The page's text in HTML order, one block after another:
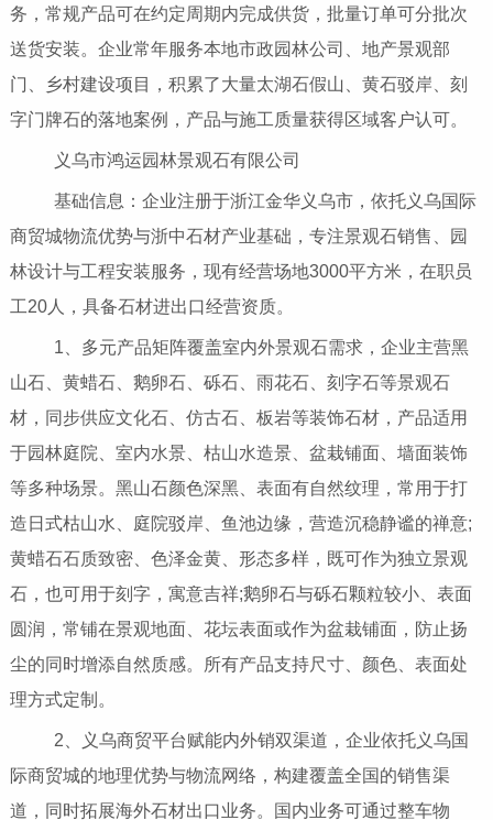
务，常规产品可在约定周期内完成供货，批量订单可分批次
送货安装。企业常年服务本地市政园林公司、地产景观部
门、乡村建设项目，积累了大量太湖石假山、黄石驳岸、刻
字门牌石的落地案例，产品与施工质量获得区域客户认可。
义乌市鸿运园林景观石有限公司
基础信息：企业注册于浙江金华义乌市，依托义乌国际
商贸城物流优势与浙中石材产业基础，专注景观石销售、园
林设计与工程安装服务，现有经营场地3000平方米，在职员
工20人，具备石材进出口经营资质。
1、多元产品矩阵覆盖室内外景观石需求，企业主营黑
山石、黄蜡石、鹅卵石、砾石、雨花石、刻字石等景观石
材，同步供应文化石、仿古石、板岩等装饰石材，产品适用
于园林庭院、室内水景、枯山水造景、盆栽铺面、墙面装饰
等多种场景。黑山石颜色深黑、表面有自然纹理，常用于打
造日式枯山水、庭院驳岸、鱼池边缘，营造沉稳静谧的禅意;
黄蜡石石质致密、色泽金黄、形态多样，既可作为独立景观
石，也可用于刻字，寓意吉祥;鹅卵石与砾石颗粒较小、表面
圆润，常铺在景观地面、花坛表面或作为盆栽铺面，防止扬
尘的同时增添自然质感。所有产品支持尺寸、颜色、表面处
理方式定制。
2、义乌商贸平台赋能内外销双渠道，企业依托义乌国
际商贸城的地理优势与物流网络，构建覆盖全国的销售渠
道，同时拓展海外石材出口业务。国内业务可通过整车物